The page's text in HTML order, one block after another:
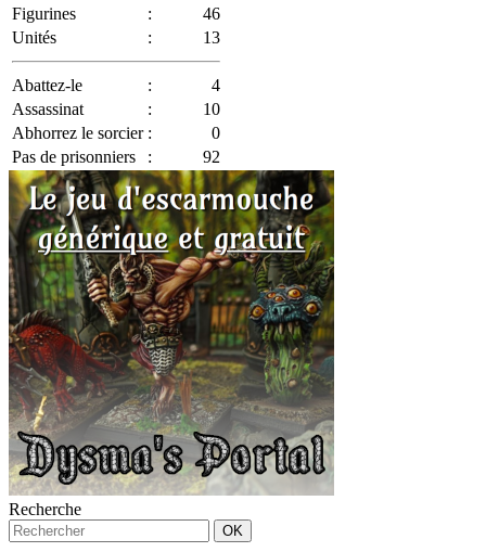
Figurines
:
46
Unités
: 13
Abattez-le :
4
Assassinat
:
10
Abhorrez le sorcier :
0
Pas de prisonniers
: 92
Recherche